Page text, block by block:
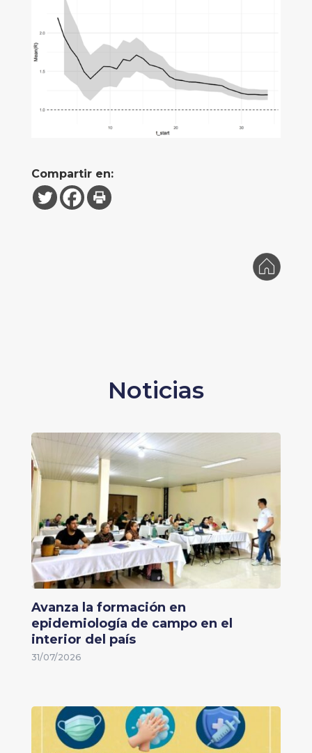
Compartir en:
Noticias
Avanza la formación en
epidemiología de campo en el
interior del país
31/07/2026